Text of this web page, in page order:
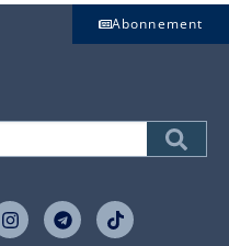
Abonnement